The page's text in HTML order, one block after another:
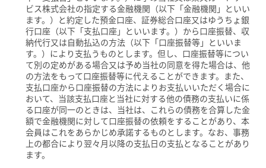
ビス株式会社の指定する金融機関（以下「金融機関」といい
ます。）と約定した預金口座、証券総合口座又はゆうちょ銀
行口座（以下「支払口座」といいます。）から口座振替、収
納代行又は自動払込の方法（以下「口座振替等」といいま
す。）により支払うものとします。但し、口座振替等につい
て別の定めがある場合又は予め当社の同意を得た場合は、他
の方法をもって口座振替等に代えることができます。また、
支払口座から口座振替の方法によりお支払いいただく場合に
おいて、当該支払口座と当社に対する他の債務の支払いに係
る口座が同一のときは、当社は、これらの債務を合算した金
額で金融機関に対して口座振替の依頼をすることがあり、本
会員はこれをあらかじめ承諾するものとします。なお、事務
上の都合により翌々月以降の支払日の支払となることがあり
ます。